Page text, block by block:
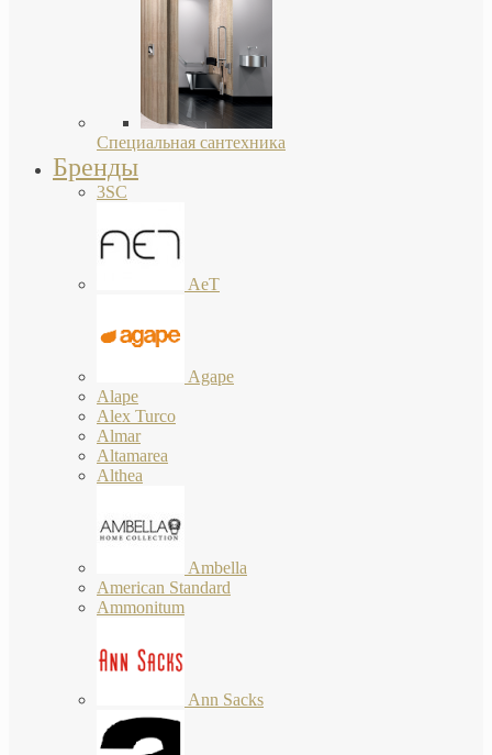
Специальная сантехника
Бренды
3SC
AeT
Agape
Alape
Alex Turco
Almar
Altamarea
Althea
Ambella
American Standard
Ammonitum
Ann Sacks